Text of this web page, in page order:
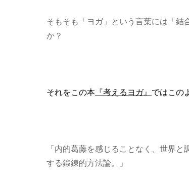
そもそも「ヨガ」という言葉には「
か？
それをこの本 『考えるヨガ』 ではこの
「内的葛藤を感じることなく、世界
する鍛錬的方法論。」